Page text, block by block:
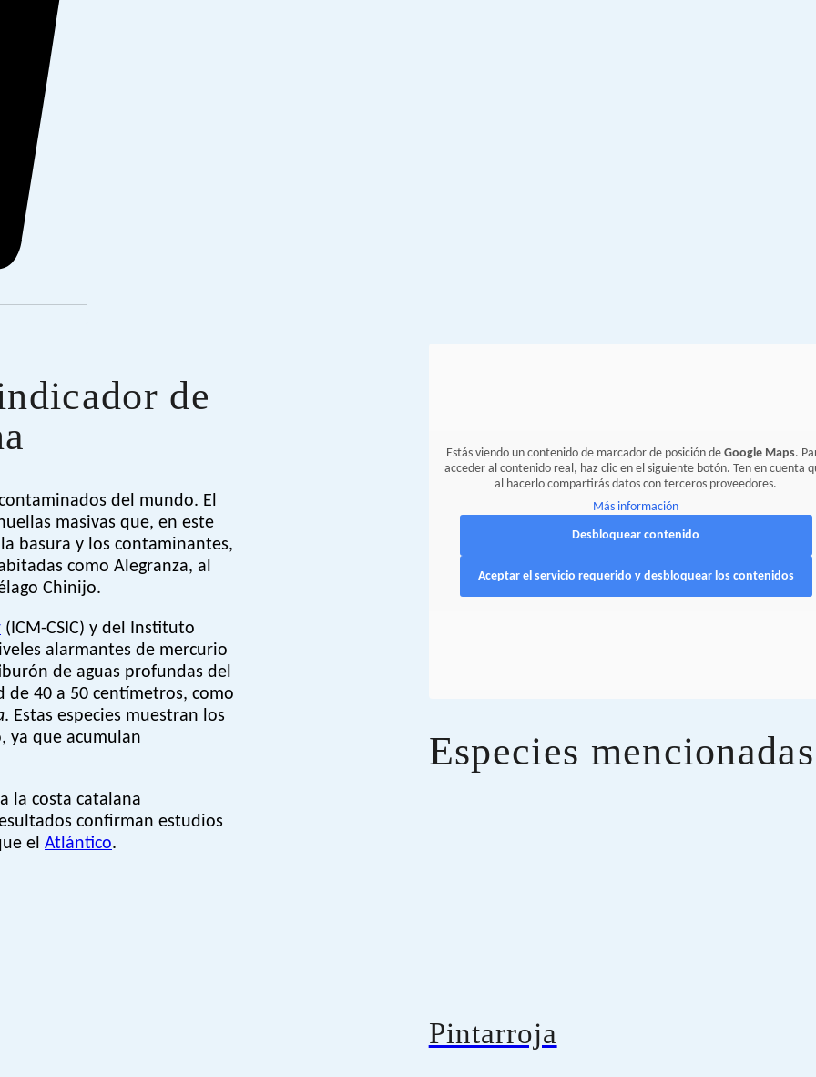
de
del mundo. El
masivas que, en este
basura y los contaminantes,
como Alegranza, al
Chinijo.
(ICM-CSIC) y del Instituto
alarmantes de mercurio
de aguas profundas del
40 a 50 centímetros, como
. Estas especies muestran los
ya que acumulan
la costa catalana
confirman estudios
el Atlántico.
Estás viendo un contenido de marcador de posición deGoogle Maps.
acceder al contenido real, haz clic en el siguiente botón. Ten en cuenta
al hacerlo compartirás datos con terceros proveedores.
Más información
Desbloquear contenido
Aceptar el servicio requerido y desbloquear los contenidos
Especies mencionadas
Pintarroja